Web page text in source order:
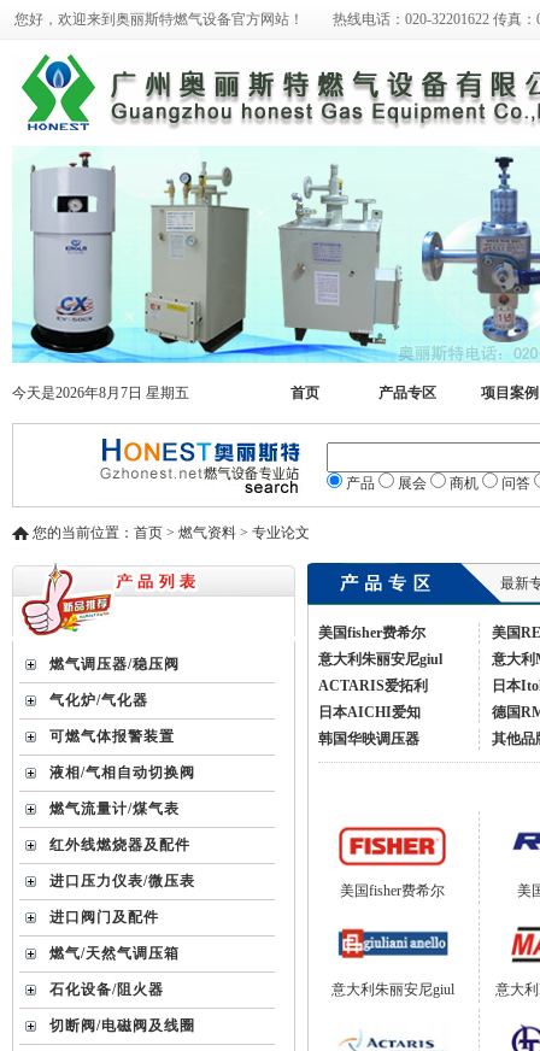
您好，欢迎来到奥丽斯特燃气设备官方网站！ 热线电话：020-32201622 传真：
今天是2026年8月7日 星期五 首页 产品专区 项目案例
产品 展会 商机 问答
您的当前位置：首页 > 燃气资料 > 专业论文
燃气调压器/稳压阀
气化炉/气化器
可燃气体报警装置
液相/气相自动切换阀
燃气流量计/煤气表
红外线燃烧器及配件
进口压力仪表/微压表
进口阀门及配件
燃气/天然气调压箱
石化设备/阻火器
切断阀/电磁阀及线圈
最新
美国fisher费希尔
美国
意大利朱丽安尼giul
意大利
ACTARIS爱拓利
日本
日本AICHI爱知
德国
韩国华映调压器
其他品
美国fisher费希尔 美
意大利朱丽安尼giul 意大